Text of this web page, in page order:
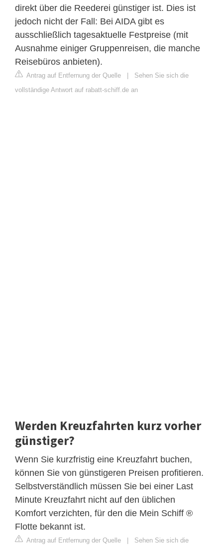
direkt über die Reederei günstiger ist. Dies ist
jedoch nicht der Fall: Bei AIDA gibt es
ausschließlich tagesaktuelle Festpreise (mit
Ausnahme einiger Gruppenreisen, die manche
Reisebüros anbieten).
Antrag auf Entfernung der Quelle | Sehen Sie sich die
vollständige Antwort auf rabatt-schiff.de an
Werden Kreuzfahrten kurz vorher
günstiger?
Wenn Sie kurzfristig eine Kreuzfahrt buchen,
können Sie von günstigeren Preisen profitieren.
Selbstverständlich müssen Sie bei einer Last
Minute Kreuzfahrt nicht auf den üblichen
Komfort verzichten, für den die Mein Schiff ®
Flotte bekannt ist.
Antrag auf Entfernung der Quelle | Sehen Sie sich die